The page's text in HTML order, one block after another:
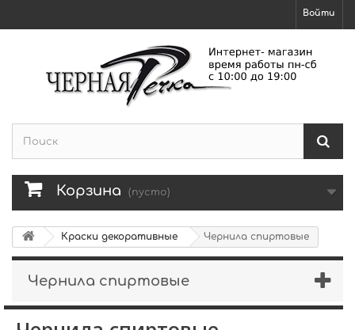
Войти
Корзина (пусто)
Краски декоративные Чернила спиртовые
Чернила спиртовые